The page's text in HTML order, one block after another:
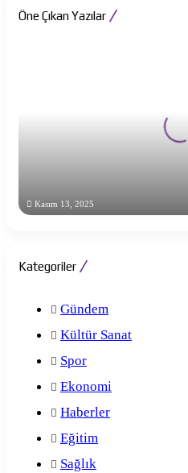
Öne Çıkan Yazılar
Kasım 13, 2025
Kategoriler
Gündem
Kültür Sanat
Spor
Ekonomi
Haberler
Eğitim
Sağlık